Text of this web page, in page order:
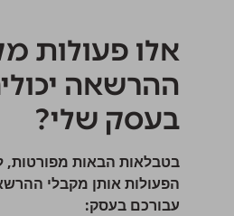
אלו פעולות
ההרשאה
בעסק שלי?
בטבלאות הבאות מפורטות,
הפעולות אותן מקבלי
עבורכם בעסק: